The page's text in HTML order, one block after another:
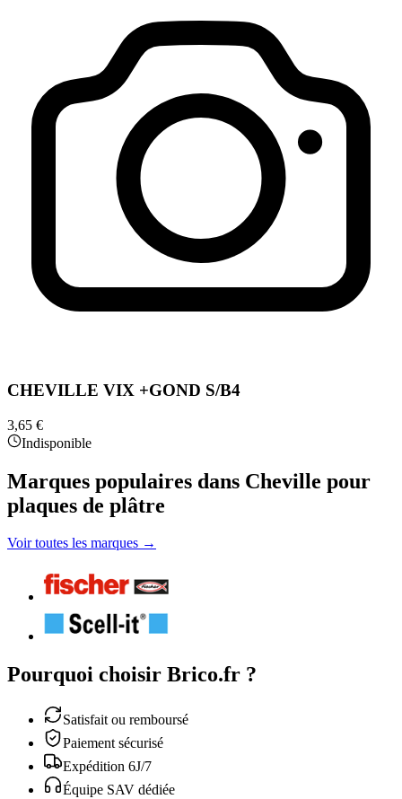
CHEVILLE VIX +GOND S/B4
3,65 €
Indisponible
Marques populaires dans Cheville pour
plaques de plâtre
Voir toutes les marques →
Pourquoi choisir Brico.fr ?
Satisfait ou remboursé
Paiement sécurisé
Expédition 6J/7
Équipe SAV dédiée